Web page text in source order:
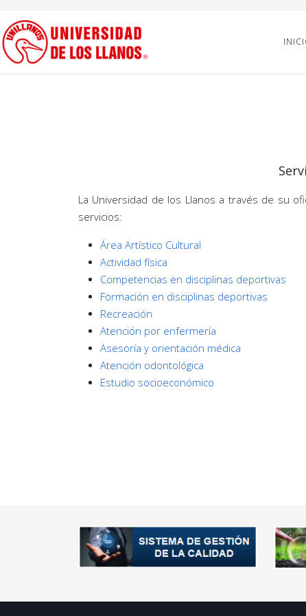
La Universidad de los Llanos a través de su
servicios:
Área Artístico Cultural
Actividad física
Competencias en disciplinas deportivas
Formación en disciplinas deportivas
Recreación
Atención por enfermería
Asesoría y orientación médica
Atención odontológica
Estudio socioeconómico